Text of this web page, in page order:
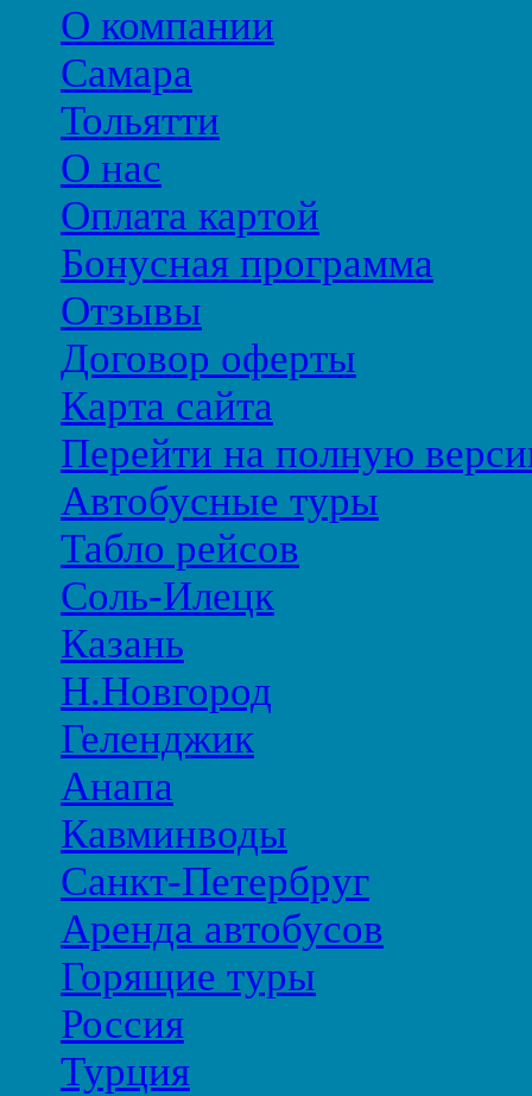
О компании
Самара
Тольятти
О нас
Оплата картой
Бонусная программа
Отзывы
Договор оферты
Карта сайта
Перейти на полную
Автобусные туры
Табло рейсов
Соль-Илецк
Казань
Н.Новгород
Геленджик
Анапа
Кавминводы
Санкт-Петербруг
Аренда автобусов
Горящие туры
Россия
Турция